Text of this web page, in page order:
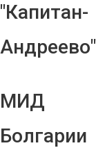
"Капитан-
Андреево"
МИД
Болгарии